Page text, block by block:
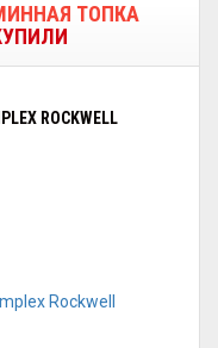
ТОПКА
ROCKWELL